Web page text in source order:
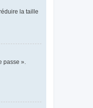
la taille
passe ».